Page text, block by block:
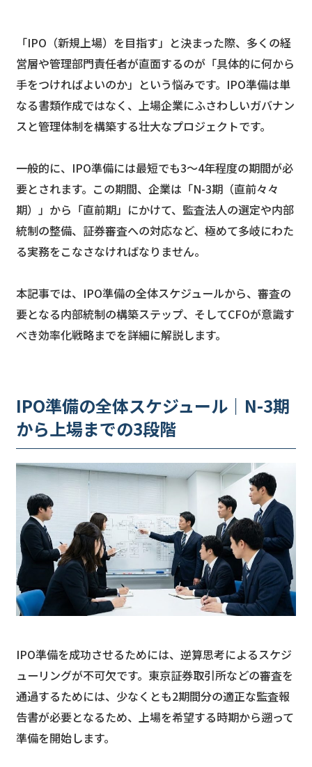
「IPO（新規上場）を目指す」と決まった際、多くの経
営層や管理部門責任者が直面するのが「具体的に何から
手をつければよいのか」という悩みです。IPO準備は単
なる書類作成ではなく、上場企業にふさわしいガバナン
スと管理体制を構築する壮大なプロジェクトです。
一般的に、IPO準備には最短でも3〜4年程度の期間が必
要とされます。この期間、企業は「N-3期（直前々々
期）」から「直前期」にかけて、監査法人の選定や内部
統制の整備、証券審査への対応など、極めて多岐にわた
る実務をこなさなければなりません。
本記事では、IPO準備の全体スケジュールから、審査の
要となる内部統制の構築ステップ、そしてCFOが意識す
べき効率化戦略までを詳細に解説します。
IPO準備の全体スケジュール｜N-3期
から上場までの3段階
IPO準備を成功させるためには、逆算思考によるスケジ
ューリングが不可欠です。東京証券取引所などの審査を
通過するためには、少なくとも2期間分の適正な監査報
告書が必要となるため、上場を希望する時期から遡って
準備を開始します。